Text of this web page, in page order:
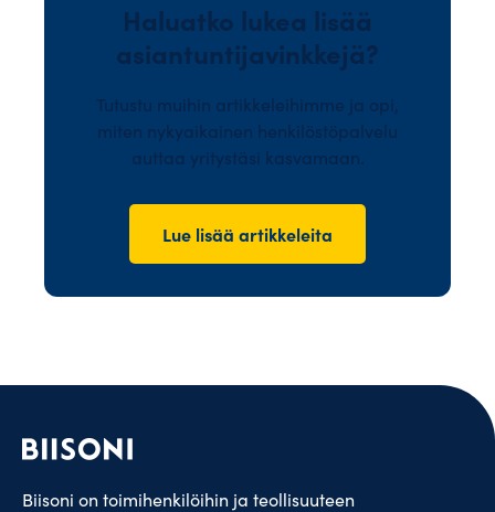
Haluatko lukea lisää
asiantuntijavinkkejä?
Tutustu muihin artikkeleihimme ja opi,
miten nykyaikainen henkilöstöpalvelu
auttaa yritystäsi kasvamaan.
Lue lisää artikkeleita
Biisoni on toimihenkilöihin ja teollisuuteen